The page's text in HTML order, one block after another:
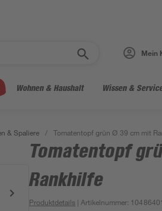
Mein
Wohnen & Haushalt Wissen &
& Spaliere / Tomatentopf grün Ø 39 cm mit
Tomatentopf
Rankhilfe
Produktdetails | Artikelnummer: 10486401